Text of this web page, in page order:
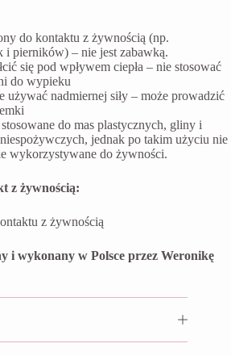
do kontaktu z żywnością (np.
i pierników) – nie jest zabawką.
się pod wpływem ciepła – nie stosować
do wypieku
używać nadmiernej siły – może prowadzić
do mas plastycznych, gliny i
jednak po takim użyciu nie
wykorzystywane do żywności.
z żywnością:
z żywnością
i wykonany w Polsce przez Weronikę